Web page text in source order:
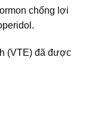
chống lợi
(VTE) đã được